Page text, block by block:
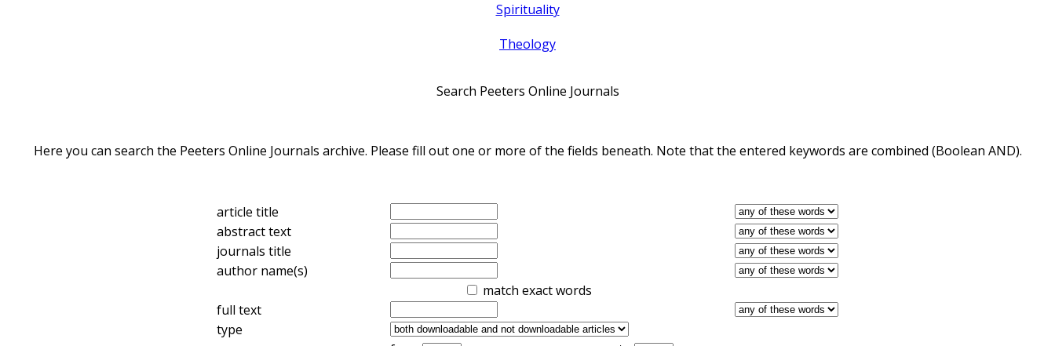
Spirituality
Theology
Search Peeters Online Journals
Here you can search the Peeters Online Journals archive. Please fill out one or more of the fields beneath. Note that the entered keywords are combined (Boolean AND).
article title
abstract text
journals title
author name(s)
match exact words
full text
type